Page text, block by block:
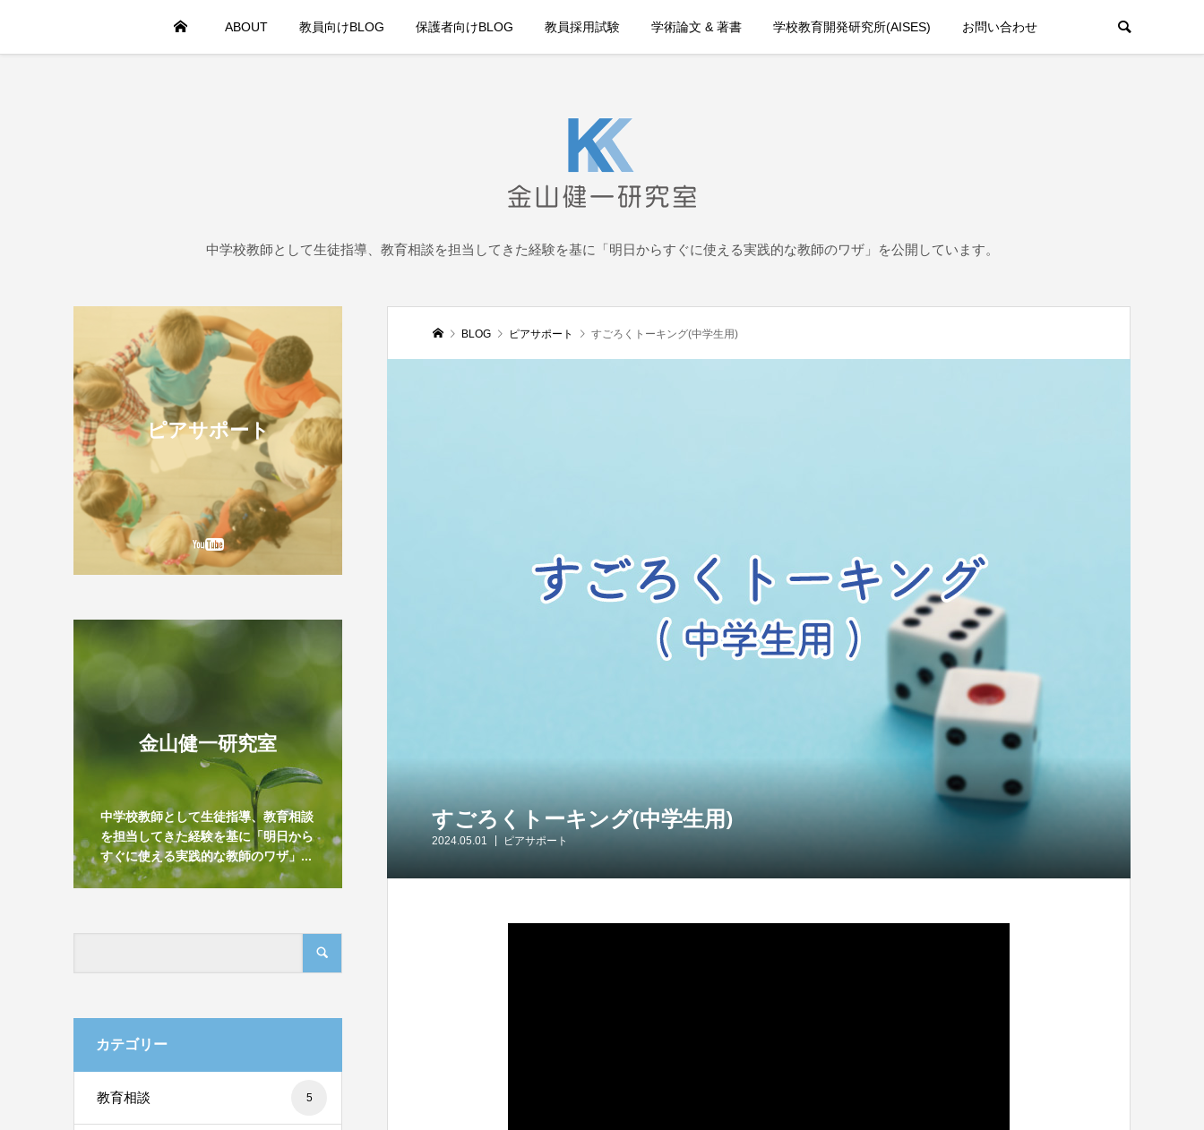
HOME ABOUT 教員向けBLOG 保護者向けBLOG 教員採用試験 学術論文 & 著書 学校教育開発研究所(AISES) お問い合わせ
中学校教師として生徒指導、教育相談を担当してきた経験を基に「明日からすぐに使える実践的な教師のワザ」を公開しています。
BLOG ピアサポート すごろくトーキング(中学生用)
すごろくトーキング(中学生用)
2024.05.01 ピアサポート
ピアサポート
金山健一研究室
中学校教師として生徒指導、教育相談
を担当してきた経験を基に「明日から
すぐに使える実践的な教師のワザ」...
カテゴリー
教育相談 5